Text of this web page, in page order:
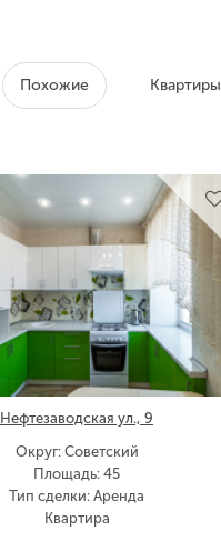
Похожие Квартиры
Нефтезаводская ул., 9
Округ: Советский
Площадь: 45
Тип сделки: Аренда
Квартира